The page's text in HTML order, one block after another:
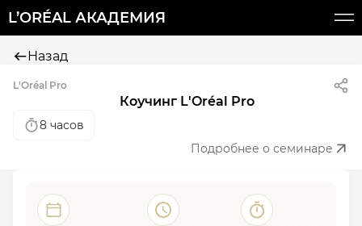
L’ORÉAL АКАДЕМИЯ
Назад
L'Oréal Pro
Коучинг L'Oréal Pro
8 часов
Подробнее о семинаре